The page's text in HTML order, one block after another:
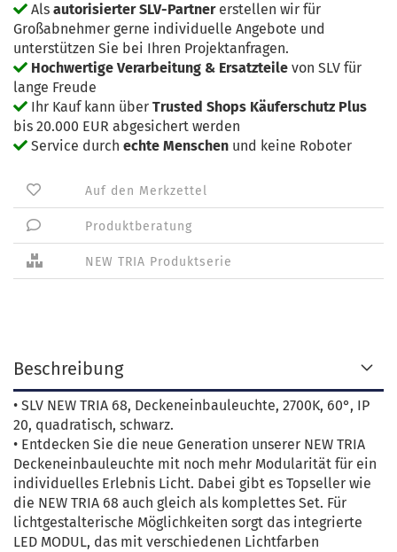
Als autorisierter SLV-Partnererstellen wir für
Großabnehmer gerne individuelle Angebote und
unterstützen Sie bei Ihren Projektanfragen.
Hochwertige Verarbeitung & Ersatzteile von SLV für
lange Freude
Ihr Kauf kann über Trusted Shops Käuferschutz Plus
bis 20.000 EUR abgesichert werden
Service durch echte Menschen und keine Roboter
Auf den Merkzettel
Produktberatung
NEW TRIA Produktserie
Beschreibung
• SLV NEW TRIA 68, Deckeneinbauleuchte, 2700K, 60°, IP
20, quadratisch, schwarz.
• Entdecken Sie die neue Generation unserer NEW TRIA
Deckeneinbauleuchte mit noch mehr Modularität für ein
individuelles Erlebnis Licht. Dabei gibt es Topseller wie
die NEW TRIA 68 auch gleich als komplettes Set. Für
lichtgestalterische Möglichkeiten sorgt das integrierte
LED MODUL, das mit verschiedenen Lichtfarben